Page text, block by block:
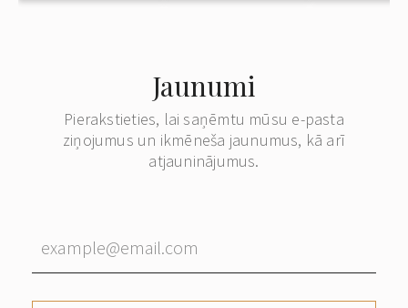
Jaunumi
Pierakstieties, lai saņēmtu mūsu e-pasta
ziņojumus un ikmēneša jaunumus, kā arī
atjauninājumus.